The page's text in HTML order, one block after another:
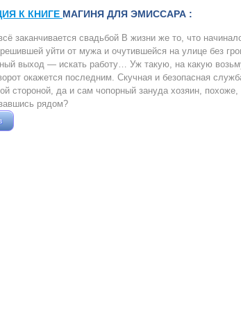
К КНИГЕ МАГИНЯ ДЛЯ ЭМИССАРА :
заканчивается свадьбой В жизни же то, что
уйти от мужа и очутившейся на улице без
выход — искать работу… Уж такую, на какую
окажется последним. Скучная и безопасная
стороной, да и сам чопорный зануда хозяин,
рядом?